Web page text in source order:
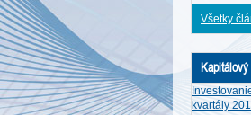
Všetky
kvartály